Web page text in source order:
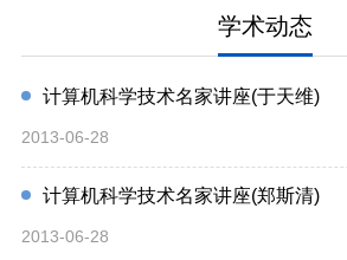
学术动态
计算机科学技术名家讲座(于天维)
2013-06-28
计算机科学技术名家讲座(郑斯清)
2013-06-28